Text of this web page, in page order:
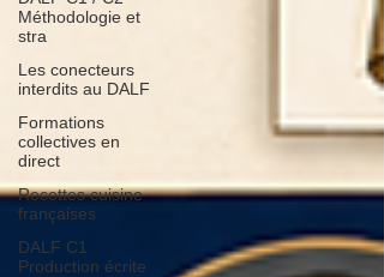
Méthodologie et
stra
Les conecteurs
interdits au DALF
Formations
collectives en
direct
Recettes cuisine
françaises
DALF C1
Production écrite